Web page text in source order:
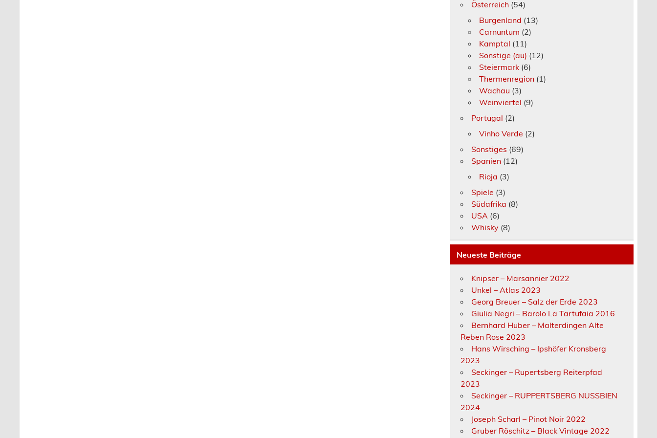
Österreich (54)
Burgenland (13)
Carnuntum (2)
Kamptal (11)
Sonstige (au) (12)
Steiermark (6)
Thermenregion (1)
Wachau (3)
Weinviertel (9)
Portugal (2)
Vinho Verde (2)
Sonstiges (69)
Spanien (12)
Rioja (3)
Spiele (3)
Südafrika (8)
USA (6)
Whisky (8)
Neueste Beiträge
Knipser – Marsannier 2022
Unkel – Atlas 2023
Georg Breuer – Salz der Erde 2023
Giulia Negri – Barolo La Tartufaia 2016
Bernhard Huber – Malterdingen Alte
Reben Rose 2023
Hans Wirsching – Ipshöfer Kronsberg
2023
Seckinger – Rupertsberg Reiterpfad
2023
Seckinger – RUPPERTSBERG NUSSBIEN
2024
Joseph Scharl – Pinot Noir 2022
Gruber Röschitz – Black Vintage 2022